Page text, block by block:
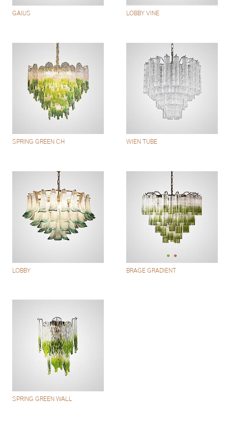
GAIUS LOBBY VINE
SPRING GREEN CH WIEN TUBE
LOBBY BRAGE GRADIENT
SPRING GREEN WALL